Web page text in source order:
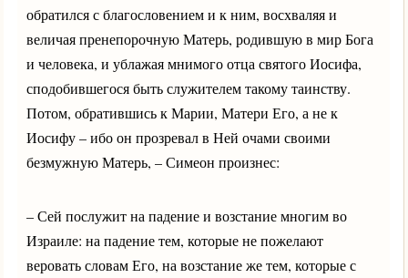
обратился с благословением и к ним, восхваляя и
величая пренепорочную Матерь, родившую в мир Бога
и человека, и ублажая мнимого отца святого Иосифа,
сподобившегося быть служителем такому таинству.
Потом, обратившись к Марии, Матери Его, а не к
Иосифу – ибо он прозревал в Ней очами своими
безмужную Матерь, – Симеон произнес:
– Сей послужит на падение и возстание многим во
Израиле: на падение тем, которые не пожелают
веровать словам Его, на возстание же тем, которые с